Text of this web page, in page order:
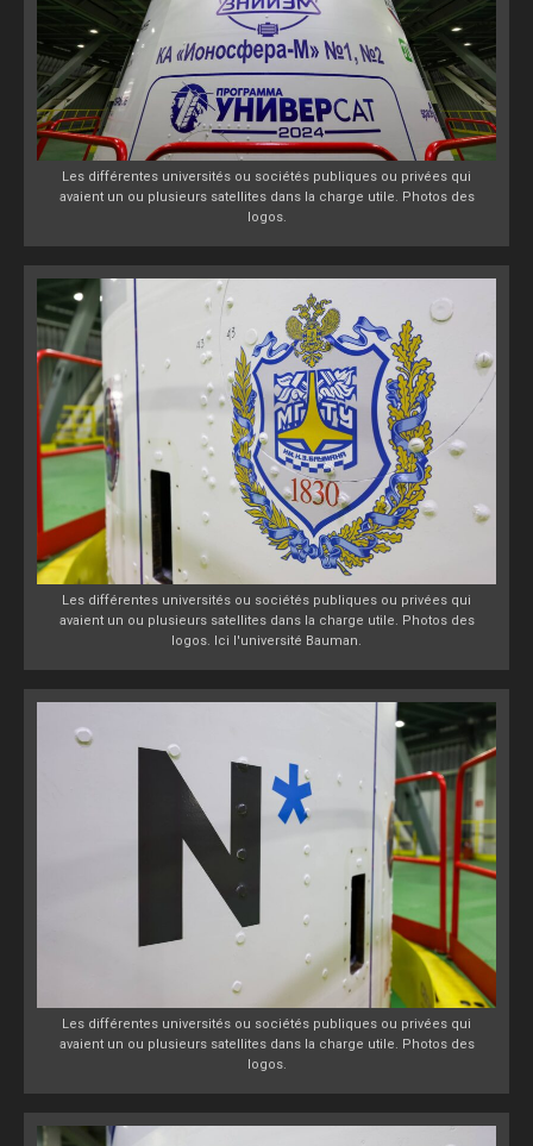
Les différentes universités ou sociétés publiques ou privées qui
avaient un ou plusieurs satellites dans la charge utile. Photos des
logos.
Les différentes universités ou sociétés publiques ou privées qui
avaient un ou plusieurs satellites dans la charge utile. Photos des
logos. Ici l'université Bauman.
Les différentes universités ou sociétés publiques ou privées qui
avaient un ou plusieurs satellites dans la charge utile. Photos des
logos.